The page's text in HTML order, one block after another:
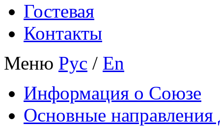
Гостевая
Контакты
Меню Рус / En
Информация о Союзе
Основные направления